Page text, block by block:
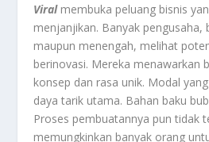
Viral membuka peluang bisnis
menjanjikan. Banyak pengusaha,
maupun menengah, melihat
berinovasi. Mereka menawarkan
konsep dan rasa unik. Modal
daya tarik utama. Bahan baku
Proses pembuatannya pun tidak
memungkinkan banyak orang